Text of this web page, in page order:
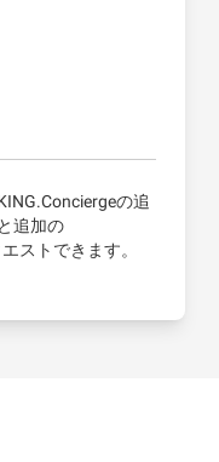
の追
追加の
ストできます。